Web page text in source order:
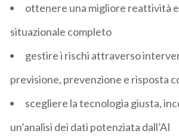
ottenere una migliore reattività
situazionale completo
gestire i rischi attraverso
previsione, prevenzione e risposta
scegliere la tecnologia giusta,
un’analisi dei dati potenziata dall’AI